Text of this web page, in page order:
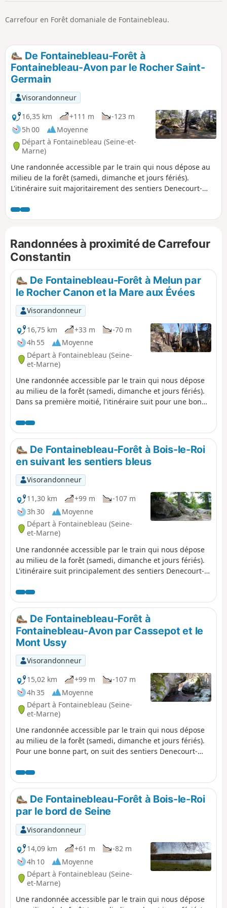
Carrefour en Forêt domaniale de Fontainebleau.
De Fontainebleau-Forêt à
Fontainebleau-Avon par le Rocher Saint-
Germain
Visorandonneur
16,35 km
+111 m
-123 m
5h 00
Moyenne
Départ à Fontainebleau (Seine-et-
Marne)
Une randonnée accessible par le train qui nous dépose au
milieu de la forêt (samedi, dimanche et jours fériés).
L'itinéraire suit majoritairement des sentiers Denecourt-
de leur balisage. On sinue en sous-bois, loin des larges
allées forestières et on tournicote au milieu des rochers. Au
bénéficie d'un vaste panorama. La fin de la randonnée fait
passer par plusieurs fontaines.
Randonnées à proximité de Carrefour
Constantin
De Fontainebleau-Forêt à Melun par
le Rocher Canon et la Mare aux Évées
Visorandonneur
16,75 km
+33 m
-70 m
4h 55
Moyenne
Départ à Fontainebleau (Seine-
et-Marne)
Une randonnée accessible par le train qui nous dépose
au milieu de la forêt (samedi, dimanche et jours fériés).
Dans sa première moitié, l'itinéraire suit pour une bonne
"sentiers bleus" du fait de la couleur de leur balisage :
on sinue en sous-bois et on tournicote au milieu des
rochers. Après la charmante Mare aux Évées, on
emprunte essentiellement des chemins forestiers. On
traverse enfin un secteur urbain à Dammarie-les-Lys
pour rejoindre la gare de Melun.
De Fontainebleau-Forêt à Bois-le-Roi
en suivant les sentiers bleus
Visorandonneur
11,30 km
+99 m
-107 m
3h 30
Moyenne
Départ à Fontainebleau (Seine-
et-Marne)
Une randonnée accessible par le train qui nous dépose
au milieu de la forêt (samedi, dimanche et jours fériés).
L'itinéraire suit principalement des sentiers Denecourt-
de leur balisage. On sinue en sous-bois, loin des larges
allées forestières, et sur plusieurs tronçons, on
tournicote au milieu des rochers.
De Fontainebleau-Forêt à
Fontainebleau-Avon par Cassepot et le
Mont Ussy
Visorandonneur
15,02 km
+99 m
-107 m
4h 35
Moyenne
Départ à Fontainebleau (Seine-
et-Marne)
Une randonnée accessible par le train qui nous dépose
au milieu de la forêt (samedi, dimanche et jours fériés).
Pour une bonne part, on suit des sentiers Denecourt-
de leur balisage. Au Rocher Cassepot et sur le Mont
Ussy, on tournicote au milieu des rochers.
De Fontainebleau-Forêt à Bois-le-Roi
par le bord de Seine
Visorandonneur
14,09 km
+61 m
-82 m
4h 10
Moyenne
Départ à Fontainebleau (Seine-
et-Marne)
Une randonnée accessible par le train qui nous dépose